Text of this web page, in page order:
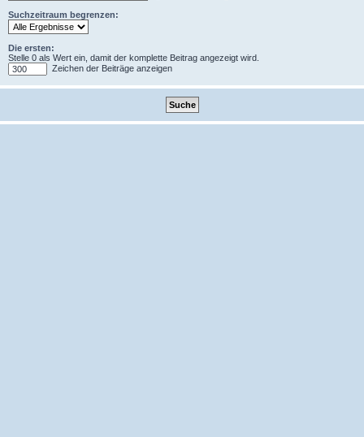
Suchzeitraum begrenzen:
Die ersten:
Stelle 0 als Wert ein, damit der komplette Beitrag angezeigt wird.
Zeichen der Beiträge anzeigen